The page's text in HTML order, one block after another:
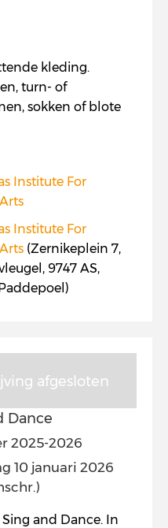
kleding.
turn- of
sokken of blote
Institute For
Institute For
(Zernikeplein 7,
9747 AS,
afgesloten
Dance
2025-2026
10 januari 2026
and Dance. In